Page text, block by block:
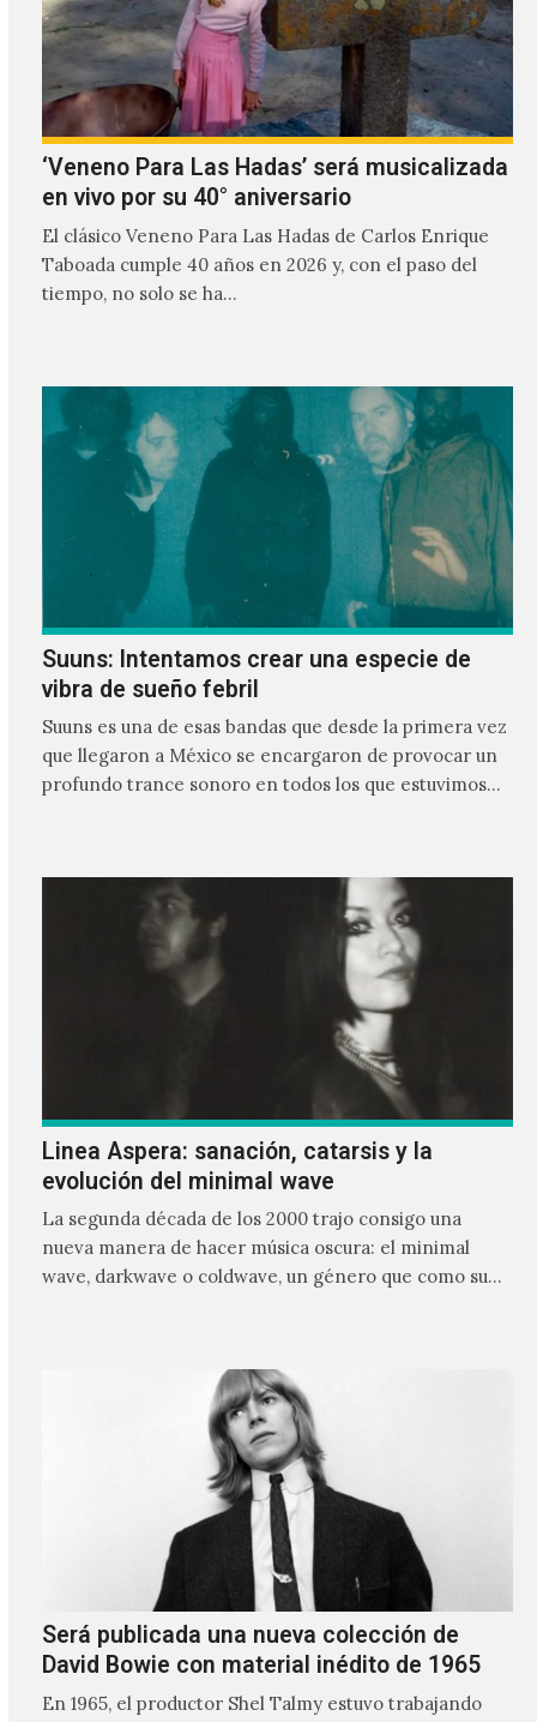
‘Veneno Para Las Hadas’ será musicalizada
en vivo por su 40° aniversario
El clásico Veneno Para Las Hadas de Carlos Enrique
Taboada cumple 40 años en 2026 y, con el paso del
tiempo, no solo se ha…
Suuns: Intentamos crear una especie de
vibra de sueño febril
Suuns es una de esas bandas que desde la primera vez
que llegaron a México se encargaron de provocar un
profundo trance sonoro en todos los que estuvimos
Linea Aspera: sanación, catarsis y la
evolución del minimal wave
La segunda década de los 2000 trajo consigo una
nueva manera de hacer música oscura: el minimal
wave, darkwave o coldwave, un género que como su
Será publicada una nueva colección de
David Bowie con material inédito de 1965
En 1965, el productor Shel Talmy estuvo trabajando